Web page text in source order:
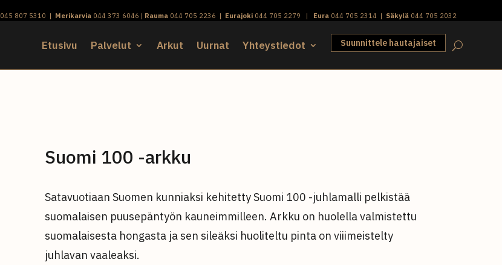
045 807 5310 | Merikarvia 044 373 6046 | Rauma 044 705 2236 | Eurajoki 044 705 2279 | Eura 044 705 2314 | Säkylä 044 705 2032
Etusivu Palvelut Arkut Uurnat Yhteystiedot Suunnittele hautajaiset
Suomi 100 -arkku
Satavuotiaan Suomen kunniaksi kehitetty Suomi 100 -juhlamalli pelkistää
suomalaisen puusepäntyön kauneimmilleen. Arkku on huolella valmistettu
suomalaisesta hongasta ja sen sileäksi huoliteltu pinta on viiimeistelty
juhlavan vaaleaksi.